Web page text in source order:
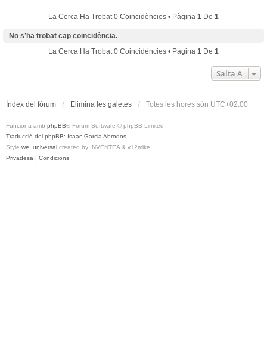
La Cerca Ha Trobat 0 Coincidències • Pàgina 1 De 1
No s’ha trobat cap coincidència.
La Cerca Ha Trobat 0 Coincidències • Pàgina 1 De 1
Salta A
Índex del fòrum Elimina les galetes Totes les hores són UTC+02:00
Funciona amb phpBB® Forum Software © phpBB Limited
Traducció del phpBB: Isaac Garcia Abrodos
Style we_universal created by INVENTEA & v12mike
Privadesa | Condicions